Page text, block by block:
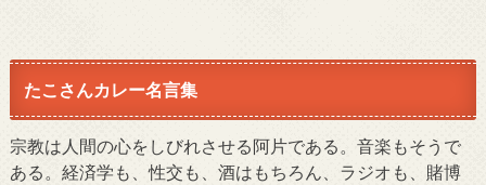
たこさんカレー名言集
宗教は人間の心をしびれさせる阿片である。音楽もそうで
ある。経済学も、性交も、酒はもちろん、ラジオも、賭博